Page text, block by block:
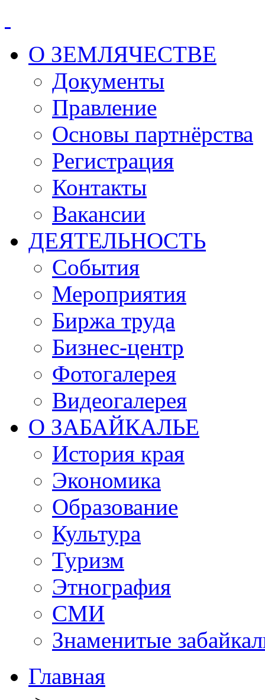
О ЗЕМЛЯЧЕСТВЕ
Документы
Правление
Основы партнёрства
Регистрация
Контакты
Вакансии
ДЕЯТЕЛЬНОСТЬ
События
Мероприятия
Биржа труда
Бизнес-центр
Фотогалерея
Видеогалерея
О ЗАБАЙКАЛЬЕ
История края
Экономика
Образование
Культура
Туризм
Этнография
СМИ
Знаменитые
Главная